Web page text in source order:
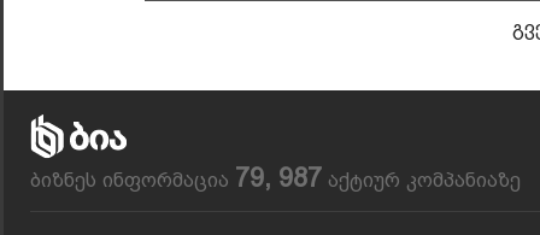
ბიზნეს ინფორმაცია 79, 987 აქტიურ კომპანიაზე